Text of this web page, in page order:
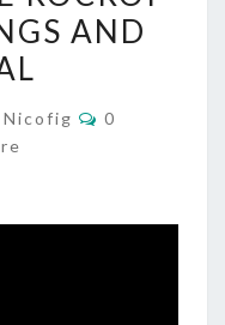
AND
Nicofig
0